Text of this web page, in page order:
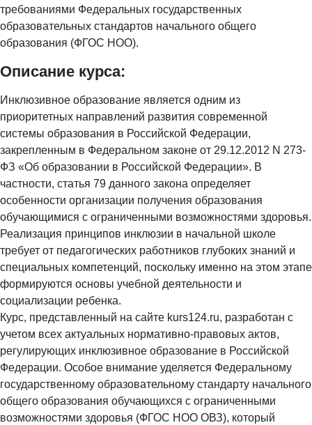
требованиями Федеральных государственных
образовательных стандартов начального общего
образования (ФГОС НОО).
Описание курса:
Инклюзивное образование является одним из
приоритетных направлений развития современной
системы образования в Российской Федерации,
закрепленным в Федеральном законе от 29.12.2012 N 273-
ФЗ «Об образовании в Российской Федерации». В
частности, статья 79 данного закона определяет
особенности организации получения образования
обучающимися с ограниченными возможностями здоровья.
Реализация принципов инклюзии в начальной школе
требует от педагогических работников глубоких знаний и
специальных компетенций, поскольку именно на этом этапе
формируются основы учебной деятельности и
социализации ребенка.
Курс, представленный на сайте kurs124.ru, разработан с
учетом всех актуальных нормативно-правовых актов,
регулирующих инклюзивное образование в Российской
Федерации. Особое внимание уделяется Федеральному
государственному образовательному стандарту начального
общего образования обучающихся с ограниченными
возможностями здоровья (ФГОС НОО ОВЗ), который